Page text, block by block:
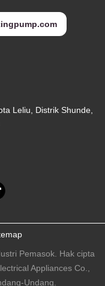
Leliu, Distrik Shunde,
Pemasok. Hak cipta
Appliances Co.,
Undang.